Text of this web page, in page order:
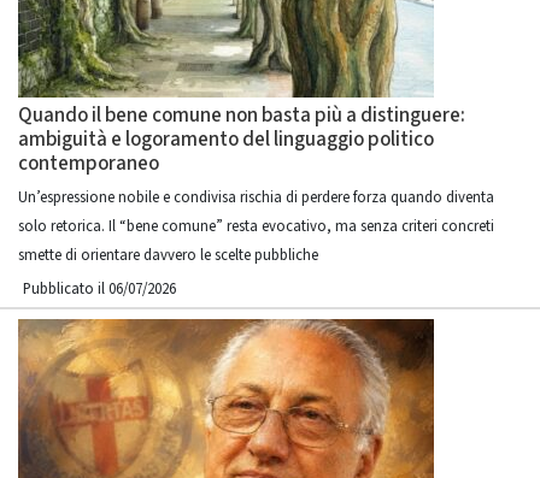
Quando il bene comune non basta più a distinguere:
ambiguità e logoramento del linguaggio politico
contemporaneo
Un’espressione nobile e condivisa rischia di perdere forza quando diventa
solo retorica. Il “bene comune” resta evocativo, ma senza criteri concreti
smette di orientare davvero le scelte pubbliche
Pubblicato il 06/07/2026